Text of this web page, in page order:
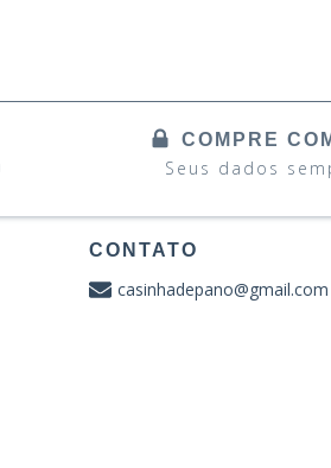
COMPRE
Seus dados
CONTATO
casinhadepano@gmail.com